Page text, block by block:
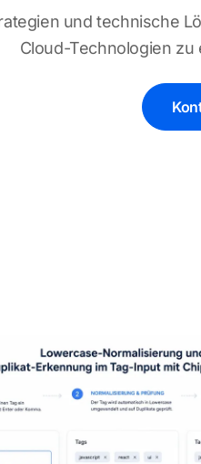
und technische
Cloud-Technologien